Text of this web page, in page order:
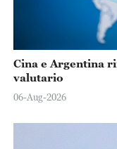
Cina e Argentina
valutario
06-Aug-2026